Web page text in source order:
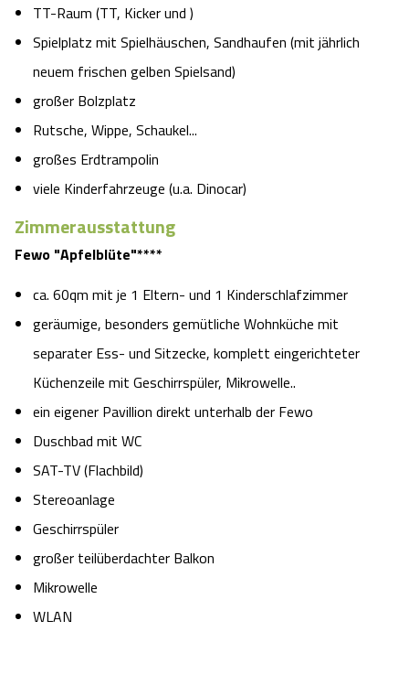
TT-Raum (TT, Kicker und )
Spielplatz mit Spielhäuschen, Sandhaufen (mit jährlich
neuem frischen gelben Spielsand)
großer Bolzplatz
Rutsche, Wippe, Schaukel...
großes Erdtrampolin
viele Kinderfahrzeuge (u.a. Dinocar)
Zimmerausstattung
Fewo "Apfelblüte"****
ca. 60qm mit je 1 Eltern- und 1 Kinderschlafzimmer
geräumige, besonders gemütliche Wohnküche mit
separater Ess- und Sitzecke, komplett eingerichteter
Küchenzeile mit Geschirrspüler, Mikrowelle..
ein eigener Pavillion direkt unterhalb der Fewo
Duschbad mit WC
SAT-TV (Flachbild)
Stereoanlage
Geschirrspüler
großer teilüberdachter Balkon
Mikrowelle
WLAN